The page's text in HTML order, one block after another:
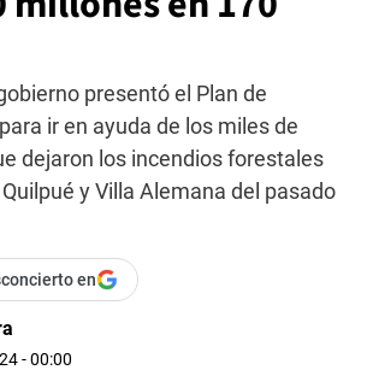
presentó el Plan de
ir en ayuda de los miles de
dejaron los incendios forestales
y Villa Alemana del pasado
en
- 00:00